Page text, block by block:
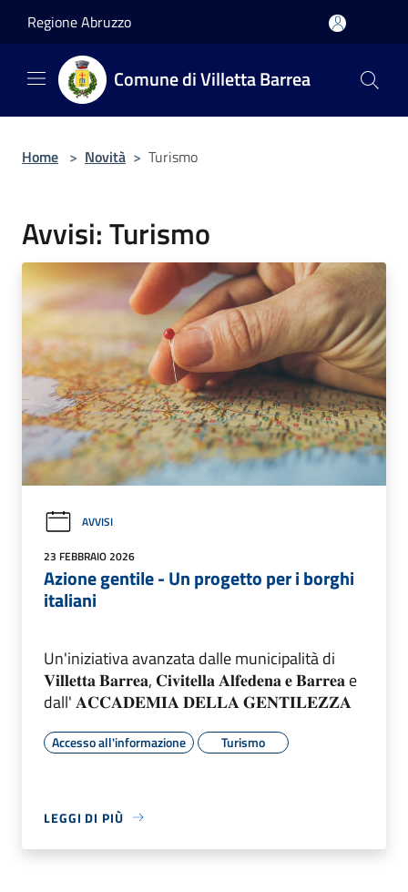
Regione Abruzzo
Comune di Villetta Barrea
Home > Novità > Turismo
Avvisi: Turismo
AVVISI
23 FEBBRAIO 2026
Azione gentile - Un progetto per i borghi
italiani
Un'iniziativa avanzata dalle municipalità di
𝐕𝐢𝐥𝐥𝐞𝐭𝐭𝐚 𝐁𝐚𝐫𝐫𝐞𝐚, 𝐂𝐢𝐯𝐢𝐭𝐞𝐥𝐥𝐚 𝐀𝐥𝐟𝐞𝐝𝐞𝐧𝐚 𝐞 𝐁𝐚𝐫𝐫𝐞𝐚 e
dall' 𝐀𝐂𝐂𝐀𝐃𝐄𝐌𝐈𝐀 𝐃𝐄𝐋𝐋𝐀 𝐆𝐄𝐍𝐓𝐈𝐋𝐄𝐙𝐙𝐀
Accesso all'informazione Turismo
LEGGI DI PIÙ